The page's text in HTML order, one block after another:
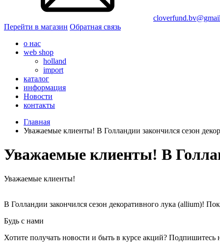
Перейти в магазин Обратная связь
о нас
web shop
holland
import
каталог
информация
Новости
контакты
Главная
Уважаемые клиенты! В Голландии закончился сезон
Уважаемые клиенты! В
Уважаемые клиенты!
В Голландии закончился сезон декоративного лука (allium)!
Будь с нами
Хотите получать новости и быть в курсе акций? Подпишитесь